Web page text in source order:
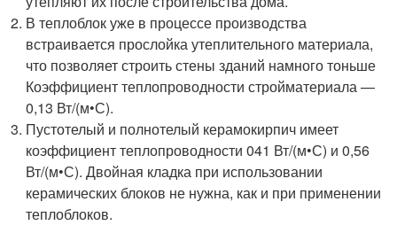
В теплоблок уже в процессе производства
встраивается прослойка утеплительного материала,
что позволяет строить стены зданий намного тоньше
Коэффициент теплопроводности стройматериала —
0,13 Вт/(м•С).
Пустотелый и полнотелый керамокирпич имеет
коэффициент теплопроводности 041 Вт/(м•С) и 0,56
Вт/(м•С). Двойная кладка при использовании
керамических блоков не нужна, как и при применении
теплоблоков.